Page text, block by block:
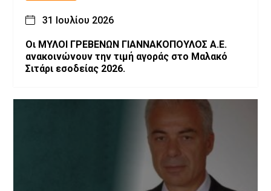
31 Ιουλίου 2026
Οι ΜΥΛΟΙ ΓΡΕΒΕΝΩΝ ΓΙΑΝΝΑΚΟΠΟΥΛΟΣ Α.Ε.
ανακοινώνουν την τιμή αγοράς στο Μαλακό
Σιτάρι εσοδείας 2026.